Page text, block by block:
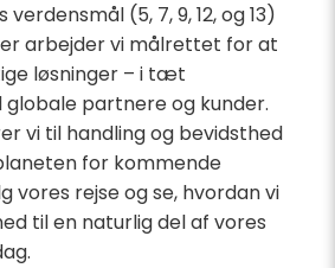
verdensmål (5, 7, 9, 12, og 13)
arbejder vi målrettet for at
løsninger – i tæt
partnere og kunder.
vi til handling og bevidsthed
for kommende
vores rejse og se, hvordan vi
til en naturlig del af vores